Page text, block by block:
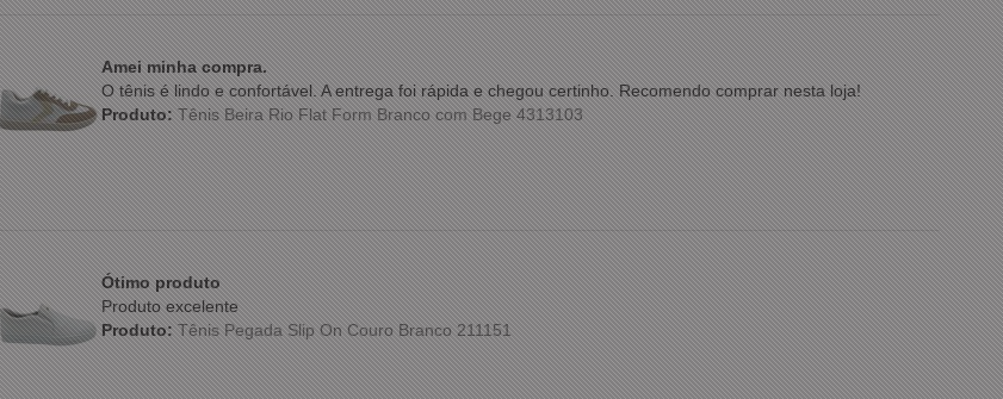
Amei minha compra.
O tênis é lindo e confortável. A entrega foi rápida e chegou certinho. Recomendo comprar nesta loja!
Produto:Tênis Beira Rio Flat Form Branco com Bege 4313103
Ótimo produto
Produto excelente
Produto:Tênis Pegada Slip On Couro Branco 211151